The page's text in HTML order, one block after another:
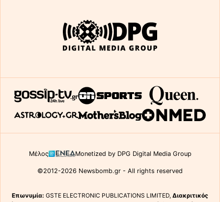
Μέλος Monetized by DPG Digital Media Group
©2012-2026 Newsbomb.gr - All rights reserved
Επωνυμία: GSTE ELECTRONIC PUBLICATIONS LIMITED, Διακριτικός